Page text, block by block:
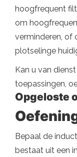
hoogfrequent
om
verminderen, of
plotselinge
Kan u van
toepassingen,
Opgeloste
Bepaal de
bestaat uit een